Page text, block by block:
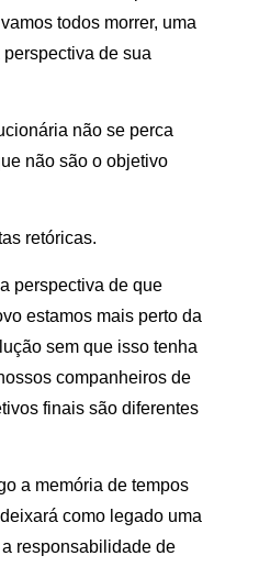
todos morrer, uma
de sua
não se perca
não são o objetivo
retóricas.
perspectiva de que
estamos mais perto da
sem que isso tenha
companheiros de
finais são diferentes
a memória de tempos
como legado uma
responsabilidade de